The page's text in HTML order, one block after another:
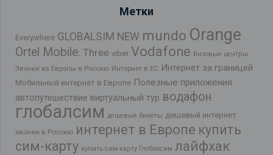
Метки
Everywhere GLOBALSIM NEW mundo Orange
Ortel Mobile. Three viber Vodafone Визовые центры
Звонки из Европы в Россию Интернет в ЕС Интернет за границей
Мобильный интернет в Европе Полезные приложения
автопутешествие виртуальный тур водафон
глобалсим дешевые билеты дешевый интернет
звонки в Россию интернет в Европе купить
сим-карту купить сим-карту Глобалсим лайфхак